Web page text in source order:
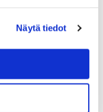
Näytä tiedot